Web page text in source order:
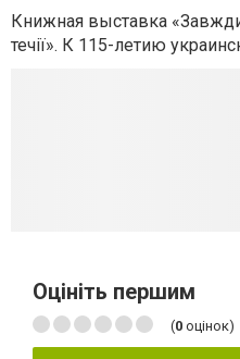
Книжная выставка
течії». К 115-летию
Оцініть першим
(0 оцінок)